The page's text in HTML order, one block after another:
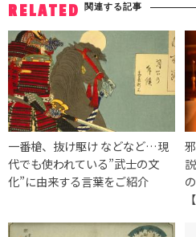
RELATED 関連する記事
一番槍、抜け駆け などなど…現
代でも使われている”武士の文
化”に由来する言葉をご紹介